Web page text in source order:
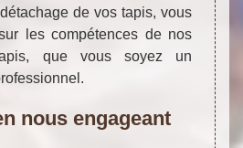
de vos tapis, vous
les compétences de nos
que vous soyez un
nous engageant